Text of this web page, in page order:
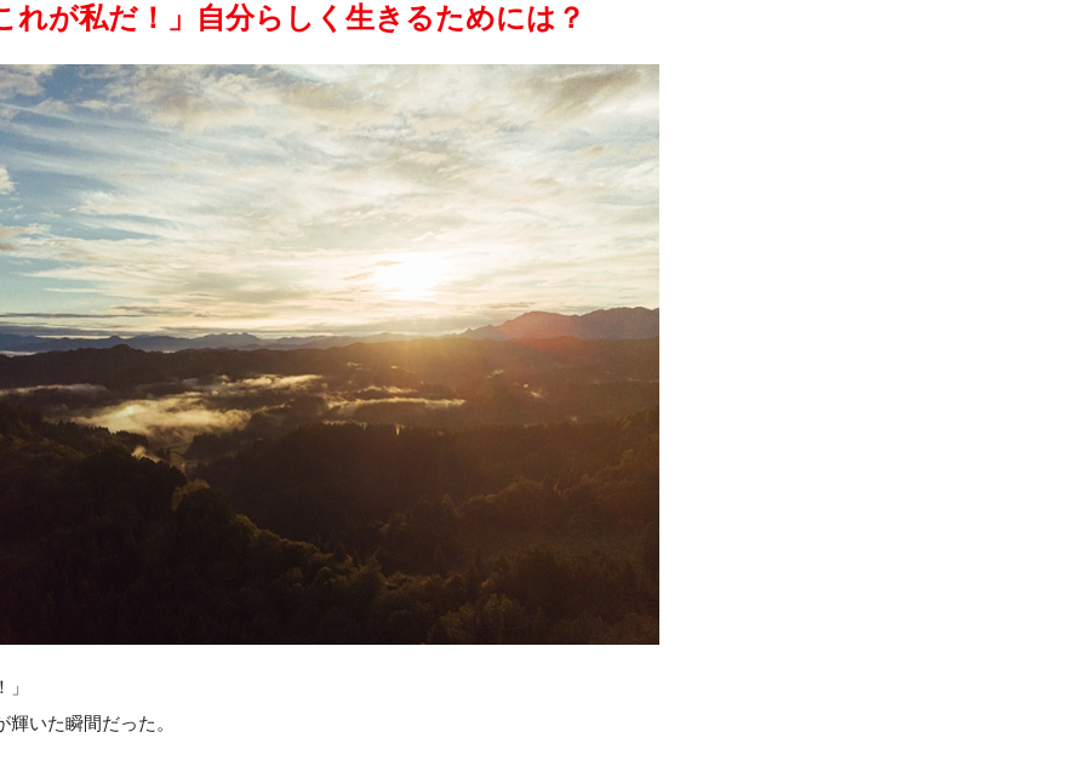
れが私だ！」自分らしく生きるためには？
輝いた瞬間だった。